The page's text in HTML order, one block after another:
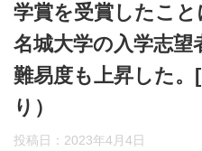
学賞を受賞したこ
名城大学の入学志望
難易度も上昇した
り）
投稿日： 2023年4月4日